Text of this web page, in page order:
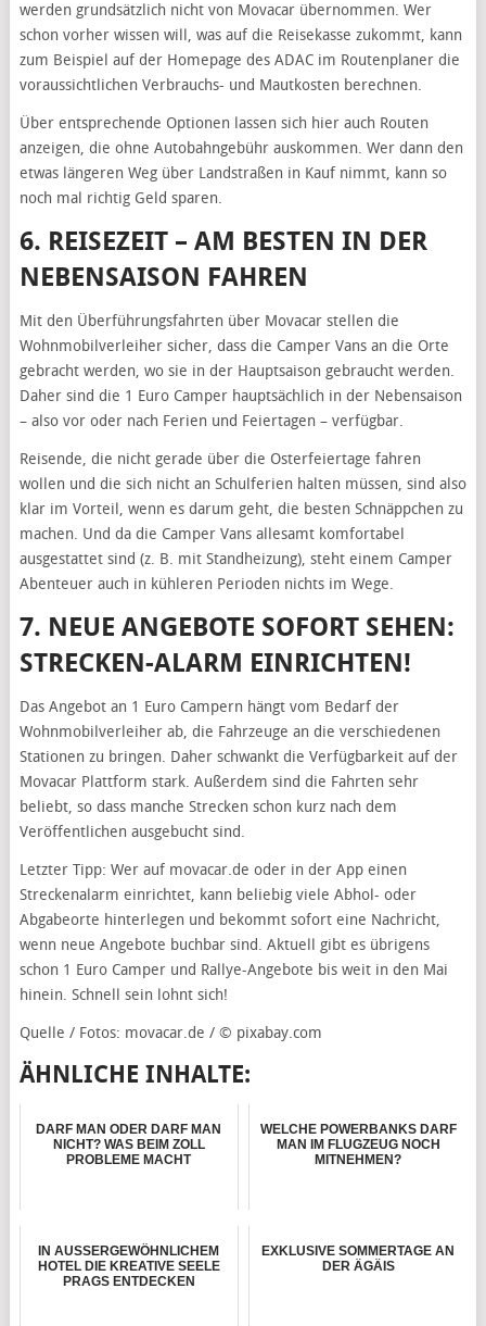
werden grundsätzlich nicht von Movacar übernommen. Wer
schon vorher wissen will, was auf die Reisekasse zukommt, kann
zum Beispiel auf der Homepage des ADAC im Routenplaner die
voraussichtlichen Verbrauchs- und Mautkosten berechnen.
Über entsprechende Optionen lassen sich hier auch Routen
anzeigen, die ohne Autobahngebühr auskommen. Wer dann den
etwas längeren Weg über Landstraßen in Kauf nimmt, kann so
noch mal richtig Geld sparen.
6. REISEZEIT – AM BESTEN IN DER
NEBENSAISON FAHREN
Mit den Überführungsfahrten über Movacar stellen die
Wohnmobilverleiher sicher, dass die Camper Vans an die Orte
gebracht werden, wo sie in der Hauptsaison gebraucht werden.
Daher sind die 1 Euro Camper hauptsächlich in der Nebensaison
– also vor oder nach Ferien und Feiertagen – verfügbar.
Reisende, die nicht gerade über die Osterfeiertage fahren
wollen und die sich nicht an Schulferien halten müssen, sind also
klar im Vorteil, wenn es darum geht, die besten Schnäppchen zu
machen. Und da die Camper Vans allesamt komfortabel
ausgestattet sind (z. B. mit Standheizung), steht einem Camper
Abenteuer auch in kühleren Perioden nichts im Wege.
7. NEUE ANGEBOTE SOFORT SEHEN:
STRECKEN-ALARM EINRICHTEN!
Das Angebot an 1 Euro Campern hängt vom Bedarf der
Wohnmobilverleiher ab, die Fahrzeuge an die verschiedenen
Stationen zu bringen. Daher schwankt die Verfügbarkeit auf der
Movacar Plattform stark. Außerdem sind die Fahrten sehr
beliebt, so dass manche Strecken schon kurz nach dem
Veröffentlichen ausgebucht sind.
Letzter Tipp: Wer auf movacar.de oder in der App einen
Streckenalarm einrichtet, kann beliebig viele Abhol- oder
Abgabeorte hinterlegen und bekommt sofort eine Nachricht,
wenn neue Angebote buchbar sind. Aktuell gibt es übrigens
schon 1 Euro Camper und Rallye-Angebote bis weit in den Mai
hinein. Schnell sein lohnt sich!
Quelle / Fotos: movacar.de / © pixabay.com
ÄHNLICHE INHALTE:
DARF MAN ODER DARF MAN
NICHT? WAS BEIM ZOLL
PROBLEME MACHT
WELCHE POWERBANKS DARF
MAN IM FLUGZEUG NOCH
MITNEHMEN?
IN AUSSERGEWÖHNLICHEM
HOTEL DIE KREATIVE SEELE
PRAGS ENTDECKEN
EXKLUSIVE SOMMERTAGE AN
DER ÄGÄIS